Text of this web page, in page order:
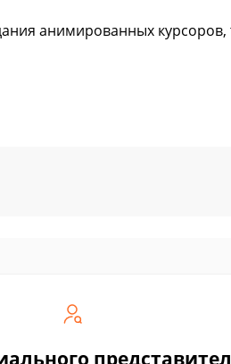
анимированных курсоров,